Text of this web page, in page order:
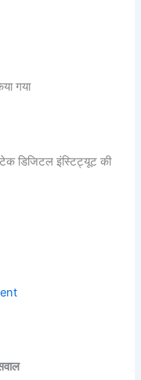
गया
डिजिटल इंस्टिट्यूट की